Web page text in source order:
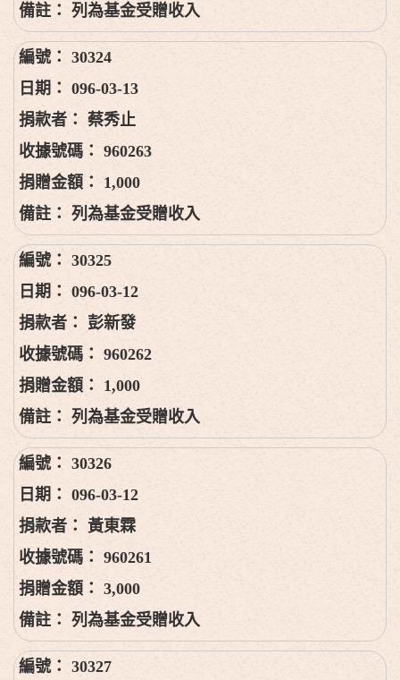
列為基金受贈收入
30324
096-03-13
蔡秀止
960263
1,000
列為基金受贈收入
30325
096-03-12
彭新發
960262
1,000
列為基金受贈收入
30326
096-03-12
黃東霖
960261
3,000
列為基金受贈收入
30327